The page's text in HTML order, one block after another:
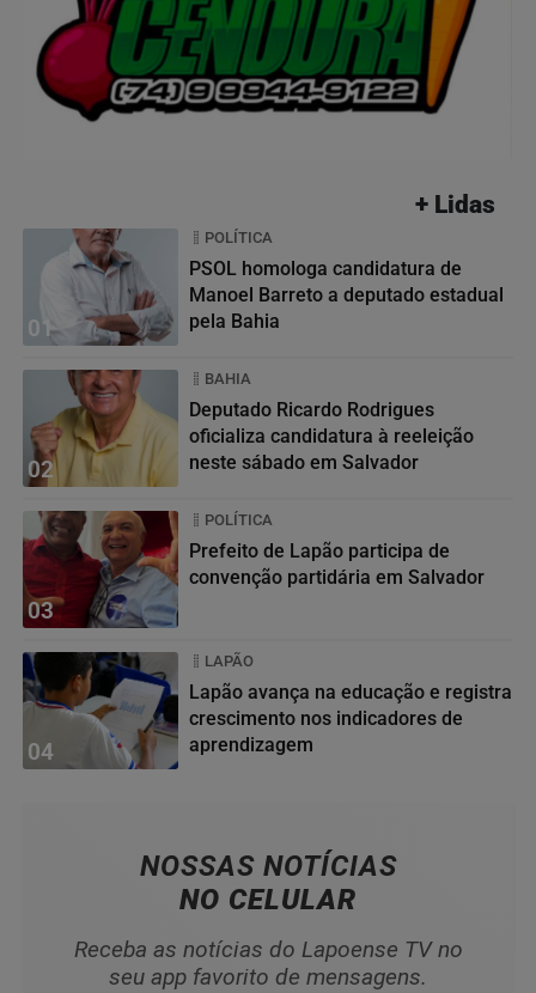
+ Lidas
01
POLÍTICA
PSOL homologa candidatura de
Manoel Barreto a deputado estadual
pela Bahia
02
BAHIA
Deputado Ricardo Rodrigues
oficializa candidatura à reeleição
neste sábado em Salvador
03
POLÍTICA
Prefeito de Lapão participa de
convenção partidária em Salvador
04
LAPÃO
Lapão avança na educação e registra
crescimento nos indicadores de
aprendizagem
NOSSAS NOTÍCIAS
NO CELULAR
Receba as notícias do Lapoense TV no
seu app favorito de mensagens.